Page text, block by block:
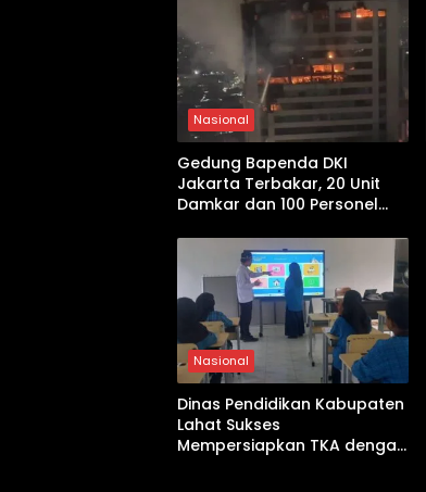
Nasional
Gedung Bapenda DKI
Jakarta Terbakar, 20 Unit
Damkar dan 100 Personel
Nasional
Dinas Pendidikan Kabupaten
Lahat Sukses
Mempersiapkan TKA dengan